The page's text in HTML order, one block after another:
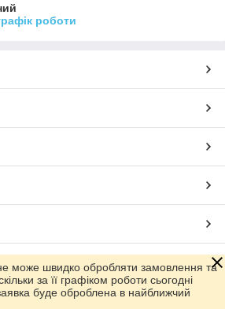
роботи
Prom.ua
може швидко обробляти замовлення та
за її графіком роботи сьогодні
буде оброблена в найближчий